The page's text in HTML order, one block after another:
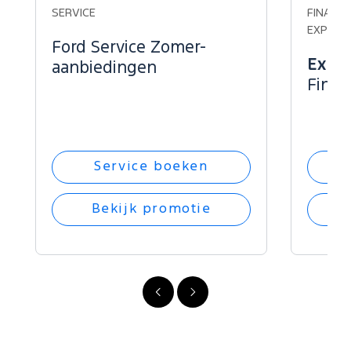
Volgende
Vorige
op...
SERVICE
Ford Service Zomer-
aanbiedingen
Service boeken
Bekijk promotie
op...